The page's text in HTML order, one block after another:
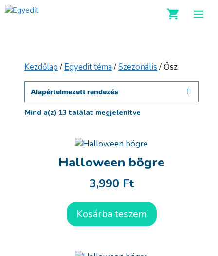
Kilépés
Kezdőlap/ Egyedit téma/Szezonális/ Ősz
Mind a(z) 13 találat megjelenítve
Halloween bögre
3,990 Ft
Kosárba teszem